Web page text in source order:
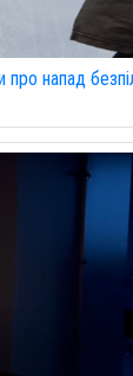
про напад